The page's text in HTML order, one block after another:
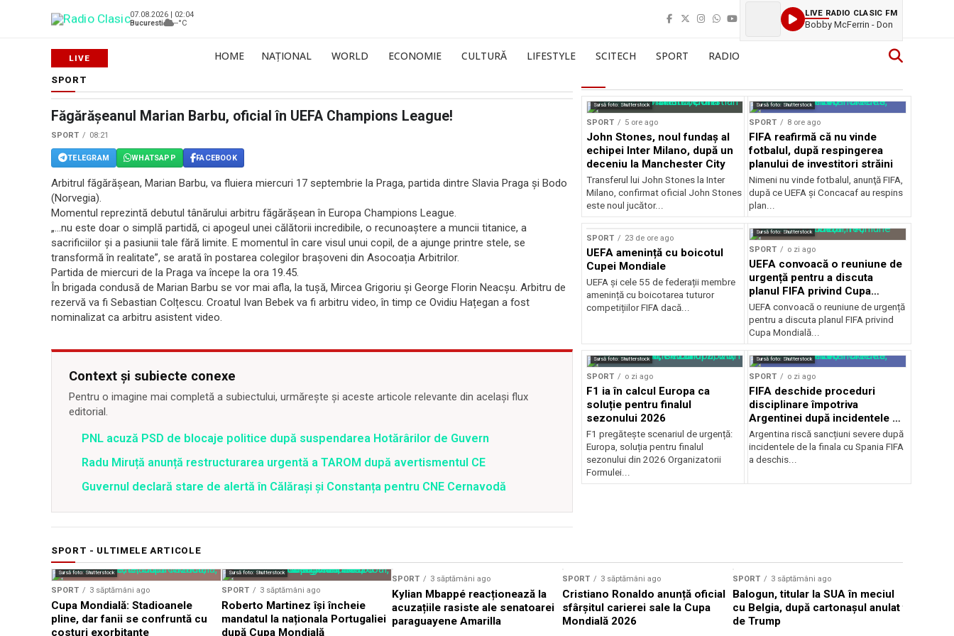
07.08.2026 | 02:04
Bucuresti
--°C
LIVE RADIO CLASIC FM
Bobby McFerrin - Don
HOME NAȚIONAL WORLD ECONOMIE CULTURĂ LIFESTYLE SCITECH SPORT RADIO
SPORT
Făgărășeanul Marian Barbu, oficial în UEFA Champions League!
SPORT 08:21
TELEGRAM WHATSAPP FACEBOOK
Arbitrul făgărășean, Marian Barbu, va fluiera miercuri 17 septembrie la Praga, partida dintre Slavia Praga și Bodo
(Norvegia).
Momentul reprezintă debutul tânărului arbitru făgărășean în Europa Champions League.
„…nu este doar o simplă partidă, ci apogeul unei călătorii incredibile, o recunoaștere a muncii titanice, a
sacrificiilor și a pasiunii tale fără limite. E momentul în care visul unui copil, de a ajunge printre stele, se
transformă în realitate”, se arată în postarea colegilor brașoveni din Asocoația Arbitrilor.
Partida de miercuri de la Praga va începe la ora 19.45.
În brigada condusă de Marian Barbu se vor mai afla, la tușă, Mircea Grigoriu și George Florin Neacșu. Arbitru de
rezervă va fi Sebastian Colțescu. Croatul Ivan Bebek va fi arbitru video, în timp ce Ovidiu Hațegan a fost
nominalizat ca arbitru asistent video.
Context și subiecte conexe
Pentru o imagine mai completă a subiectului, urmărește și aceste articole relevante din același flux
editorial.
PNL acuză PSD de blocaje politice după suspendarea Hotărârilor de Guvern
Radu Miruță anunță restructurarea urgentă a TAROM după avertismentul CE
Guvernul declară stare de alertă în Călărași și Constanța pentru CNE Cernavodă
Sursă foto: Shutterstock
SPORT 5 ore ago
John Stones, noul fundaș al
echipei Inter Milano, după un
deceniu la Manchester City
Transferul lui John Stones la Inter
Milano, confirmat oficial John Stones
este noul jucător...
Sursă foto: Shutterstock
SPORT 8 ore ago
FIFA reafirmă că nu vinde
fotbalul, după respingerea
planului de investitori străini
Nimeni nu vinde fotbalul, anunţă FIFA,
după ce UEFA şi Concacaf au respins
plan...
SPORT 23 de ore ago
UEFA amenință cu boicotul
Cupei Mondiale
UEFA și cele 55 de federații membre
amenință cu boicotarea tuturor
competițiilor FIFA dacă...
Sursă foto: Shutterstock
SPORT o zi ago
UEFA convoacă o reuniune de
urgență pentru a discuta
planul FIFA privind Cupa
Mondială
UEFA convoacă o reuniune de urgență
pentru a discuta planul FIFA privind
Cupa Mondială...
Sursă foto: Shutterstock
SPORT o zi ago
F1 ia în calcul Europa ca
soluție pentru finalul
sezonului 2026
F1 pregătește scenariul de urgență:
Europa, soluția pentru finalul
sezonului din 2026 Organizatorii
Formulei...
Sursă foto: Shutterstock
SPORT o zi ago
FIFA deschide proceduri
disciplinare împotriva
Argentinei după incidentele de
la finala cu Spania
Argentina riscă sancțiuni severe după
incidentele de la finala cu Spania FIFA
a deschis...
SPORT - ULTIMELE ARTICOLE
Sursă foto: Shutterstock
SPORT 3 săptămâni ago
Cupa Mondială: Stadioanele
pline, dar fanii se confruntă cu
costuri exorbitante
Sursă foto: Shutterstock
SPORT 3 săptămâni ago
Roberto Martinez își încheie
mandatul la naționala Portugaliei
după Cupa Mondială
SPORT 3 săptămâni ago
Kylian Mbappé reacționează la
acuzațiile rasiste ale senatoarei
paraguayene Amarilla
SPORT 3 săptămâni ago
Cristiano Ronaldo anunță oficial
sfârșitul carierei sale la Cupa
Mondială 2026
SPORT 3 săptămâni ago
Balogun, titular la SUA în meciul
cu Belgia, după cartonașul anulat
de Trump